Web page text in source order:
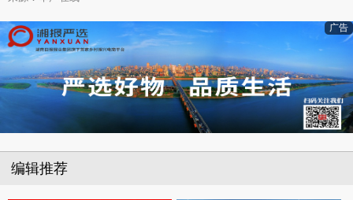
广告
编辑推荐